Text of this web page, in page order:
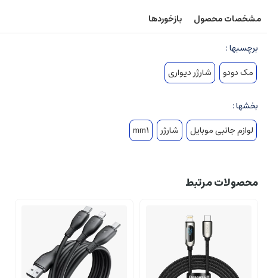
مشخصات محصول بازخوردها
برچسبها :
مک دودو
شارژر دیواری
بخشها :
لوازم جانبی موبایل
شارژر mm1
محصولات مرتبط